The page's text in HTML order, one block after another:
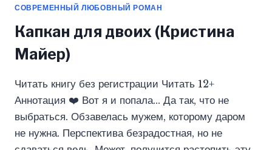
СОВРЕМЕННЫЙ ЛЮБОВНЫЙ РОМАН
Капкан для двоих (Кристина
Майер)
Читать книгу без регистрации Читать 12+
Аннотация ❤️ Вот я и попала… Да так, что не
выбраться. Обзавелась мужем, которому даром
не нужна. Перспектива безрадостная, но не